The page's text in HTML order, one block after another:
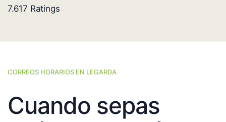
7.617 Ratings
CORREOS HORARIOS EN LEGARDA
Cuando sepas